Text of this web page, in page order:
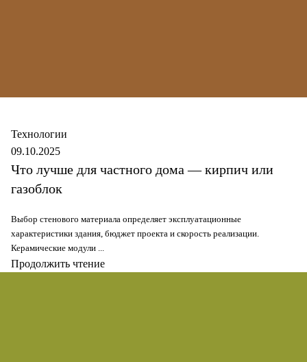
Технологии
09.10.2025
Что лучше для частного дома — кирпич или
газоблок
Выбор стенового материала определяет эксплуатационные
характеристики здания, бюджет проекта и скорость реализации.
Керамические модули ...
Продолжить чтение